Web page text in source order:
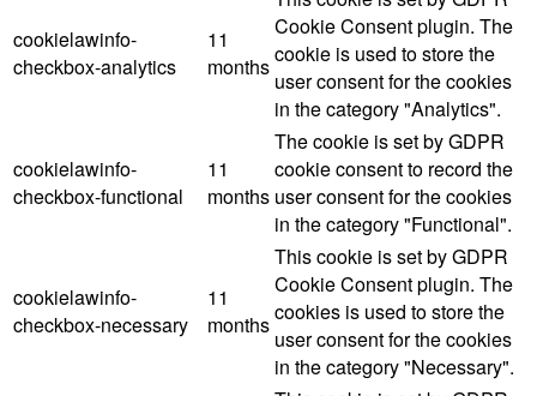
cookielawinfo-
checkbox-analytics
11
months
Cookie Consent plugin. The
cookie is used to store the
user consent for the cookies
in the category "Analytics".
cookielawinfo-
checkbox-functional
11
months
The cookie is set by GDPR
cookie consent to record the
user consent for the cookies
in the category "Functional".
cookielawinfo-
checkbox-necessary
11
months
This cookie is set by GDPR
Cookie Consent plugin. The
cookies is used to store the
user consent for the cookies
in the category "Necessary".